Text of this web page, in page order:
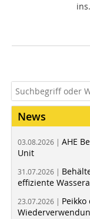
News
03.08.2026 | AHE
Unit
31.07.2026 |
effiziente
23.07.2026 |